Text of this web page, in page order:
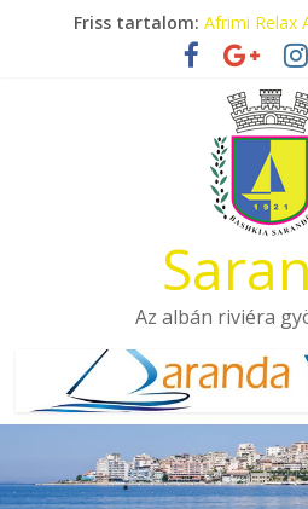
Friss tartalom: Afrimi Relax
Tengerparti
Eladó
Hotel Pini
Aquamarine
Az albán riviéra